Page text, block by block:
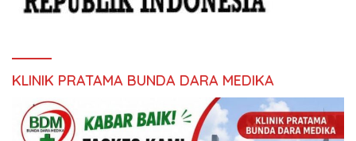
KLINIK PRATAMA BUNDA DARA MEDIKA